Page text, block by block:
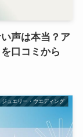
声は本当？ア
口コミから
ジュエリー・ウエディング